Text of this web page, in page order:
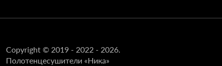
Copyright © 2019 - 2022 - 2026.
Полотенцесушители «Ника»